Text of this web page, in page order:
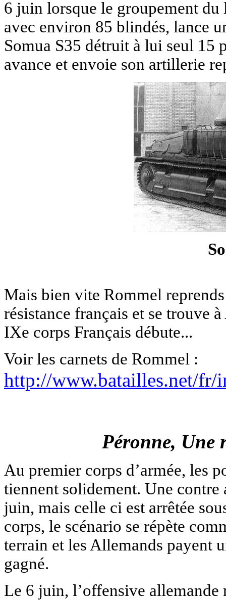
6 juin lorsque le groupement
avec environ 85 blindés, lance
Somua S35 détruit à lui seul 15
avance et envoie son artillerie
Mais bien vite Rommel
résistance français et se trouve
IXe corps Français débute...
Voir les carnets de Rommel :
http://www.batailles.net/fr/
Péronne, Une
Au premier corps d’armée, les
tiennent solidement. Une contre
juin, mais celle ci est arrêtée
corps, le scénario se répète
terrain et les Allemands payent
gagné.
Le 6 juin, l’offensive allemande